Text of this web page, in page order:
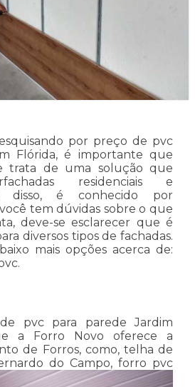
por preço de pvc
Flórida, é importante que
trata de uma solução que
residenciais e
disso, é conhecido por
você tem dúvidas sobre o que
deve-se esclarecer que é
diversos tipos de fachadas.
mais opções acerca de:
pvc para parede Jardim
a Forro Novo oferece a
de Forros, como, telha de
do Campo, forro pvc